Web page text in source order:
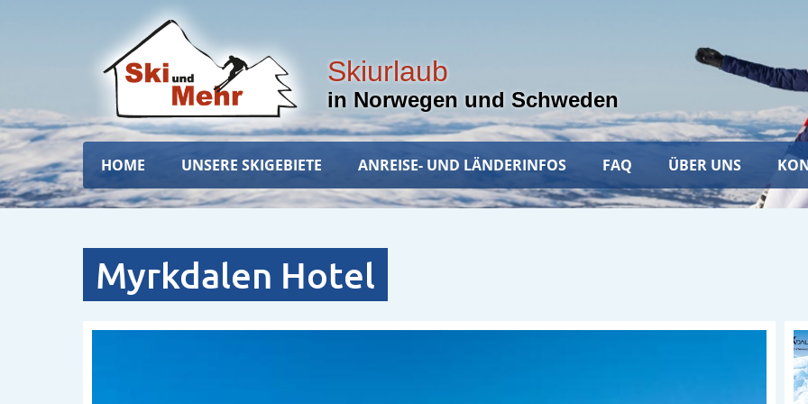
Skiurlaub
in Norwegen und Schweden
Hauptnavigation
HOME UNSERE SKIGEBIETE ANREISE- UND LÄNDERINFOS FAQ ÜBER UNS
Myrkdalen Hotel